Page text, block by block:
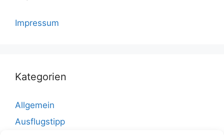
Impressum
Kategorien
Allgemein
Ausflugstipp